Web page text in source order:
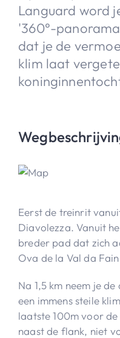
Languard word
'360°-
dat je de
klim laat
Eerst de treinrit
Diavolezza. Vanuit
breder pad dat zich
Ova de la Val da
Na 1,5 km neem je
een immens steile
laatste 100m voor
naast de flank, niet